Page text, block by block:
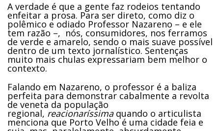
A verdade é que a gente faz rodeios tentando
enfeitar a prosa. Para ser direto, como diz o
polêmico e odiado Professor Nazareno – e ele
tem razão –, nós, consumidores, nos ferramos
de verde e amarelo, sendo o mais suave possível
dentro de um texto jornalístico. Sentenças
muito mais chulas expressariam bem melhor o
contexto.
Falando em Nazareno, o professor é a baliza
perfeita para demonstrar cabalmente a revolta
de veneta da população
regional, reacionaríssima quando o articulista
menciona que Porto Velho é uma cidade feia e